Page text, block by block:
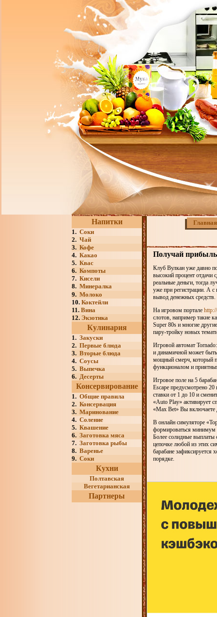
Напитки
1. Соки
2. Чай
3. Кофе
4. Какао
5. Квас
6. Компоты
7. Кисели
8. Минералка
9. Молоко
10. Коктейли
11. Вина
12. Экзотика
Кулинария
1. Закуски
2. Первые блюда
3. Вторые блюда
4. Соусы
5. Выпечка
6. Десерты
Консервирование
1. Общие правила
2. Консервация
3. Маринование
4. Соление
5. Квашение
6. Заготовка мяса
7. Заготовка рыбы
8. Варенье
9. Соки
Кухни
Полтавская
Вегетарианская
Партнеры
Главная
Получай прибыль
Клуб Вулкан уже давно
высокий процент отдачи
реальные деньги, тогда
уже при регистрации. А
вывод денежных средств.
На игровом портале
слотов, например такие
Super 80s и многие
пару-тройку новых
Игровой автомат
и динамичной может
мощный смерч, который
функционалом и
Игровое поле на 5
Escape предусмотрено
ставки от 1 до 10 и
«Auto Play» активирует
«Max Bet» Вы включаете
В онлайн симуляторе
формироваться минимум
Более солидные выплаты
цепочке любой из этих
барабане зафиксируется
порядке.